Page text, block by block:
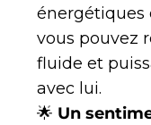
énergétiques
vous pouvez
fluide et
avec lui.
🌟 Un